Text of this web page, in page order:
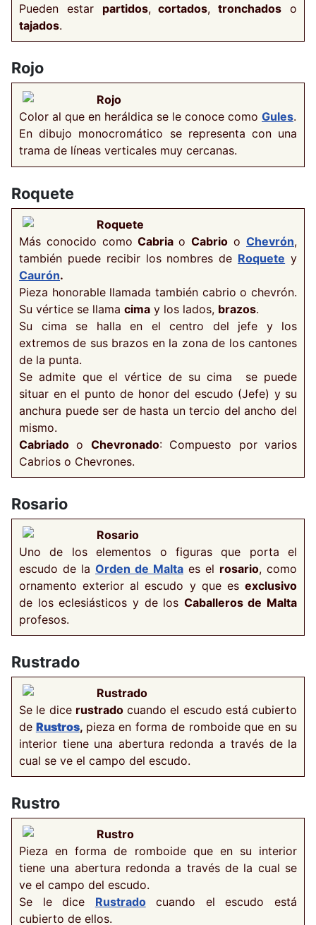
Pueden estar partidos,cortados, tronchados o
tajados.
Rojo
Rojo
Color al que en heráldica se le conoce como Gules.
En dibujo monocromático se representa con una
trama de líneas verticales muy cercanas.
Roquete
Roquete
Más conocido como CabriaoCabrio oChevrón,
también puede recibir los nombres de Roquete y
Caurón.
Pieza honorable llamada también cabrio o chevrón.
Su vértice se llama cima y los lados, brazos.
Su cima se halla en el centro del jefe y los
extremos de sus brazos en la zona de los cantones
de la punta.
Se admite que el vértice de su cima se puede
situar en el punto de honor del escudo (Jefe) y su
anchura puede ser de hasta un tercio del ancho del
mismo.
Cabriado o Chevronado: Compuesto por varios
Cabrios o Chevrones.
Rosario
Rosario
Uno de los elementos o figuras que porta el
escudo de la Orden de Malta es el rosario, como
ornamento exterior al escudo y que es exclusivo
de los eclesiásticos y de los Caballeros de Malta
profesos.
Rustrado
Rustrado
Se le dice rustradocuando el escudo está cubierto
de Rustros, pieza en forma de romboide que en su
interior tiene una abertura redonda a través de la
cual se ve el campo del escudo.
Rustro
Rustro
Pieza en forma de romboide que en su interior
tiene una abertura redonda a través de la cual se
ve el campo del escudo.
Se le dice Rustradocuando el escudo está
cubierto de ellos.